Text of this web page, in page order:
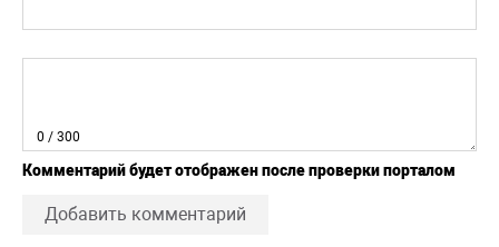
0 / 300
Комментарий будет отображен после проверки порталом
Добавить комментарий